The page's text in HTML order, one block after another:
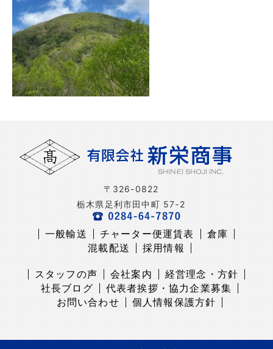
〒326-0822
栃木県足利市田中町 57-2
一般輸送 チャーター便運賃表
倉庫
混載配送
採用情報
スタッフの声 会社案内
経営理念・方針
社長ブログ
代表者挨拶・協力企業募集
お問い合わせ
個人情報保護方針